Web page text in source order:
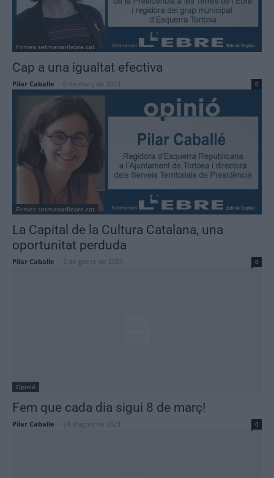
Firmes setmanarilebre.cat
Cap a una igualtat efectiva
Pilar Caballe 6 de març de 2023 0
Firmes setmanarilebre.cat
La Capital de la Cultura Catalana, una
oportunitat perduda
Pilar Caballe 2 de gener de 2023 0
Opinió
Fem que cada dia sigui 8 de març!
Pilar Caballe 24 d'agost de 2021 0